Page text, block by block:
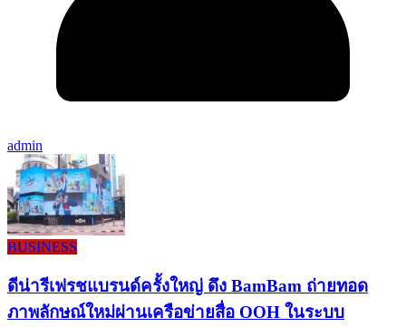
admin
BUSINESS
ดีน่ารีเฟรชแบรนด์ครั้งใหญ่ ดึง BamBam ถ่ายทอด
ภาพลักษณ์ใหม่ผ่านเครือข่ายสื่อ OOH ในระบบ